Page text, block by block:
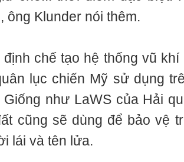
ông Klunder nói thêm.
chế tạo hệ thống vũ
lục chiến Mỹ sử dụng
Giống như LaWS của Hải
cũng sẽ dùng để bảo vệ
lái và tên lửa.